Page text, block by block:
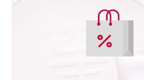
ANNE MOLLER CLEAN UP